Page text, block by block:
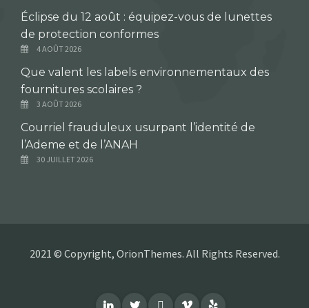
Éclipse du 12 août : équipez-vous de lunettes
de protection conformes
4 AOÛT 2026
Que valent les labels environnementaux des
fournitures scolaires ?
3 AOÛT 2026
Courriel frauduleux usurpant l’identité de
l’Ademe et de l’ANAH
30 JUILLET 2026
2021 © Copyright, OrionThemes. All Rights Reserved.